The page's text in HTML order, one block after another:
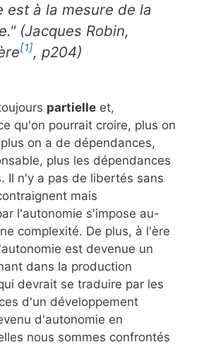
est à la mesure de la
(Jacques Robin,
[1], p204)
partielle et,
qu'on pourrait croire, plus on
on a de dépendances,
plus les dépendances
Il n'y a pas de libertés sans
mais
l'autonomie s'impose au-
complexité. De plus, à l'ère
est devenue un
dans la production
devrait se traduire par les
d'un développement
d'autonomie en
nous sommes confrontés